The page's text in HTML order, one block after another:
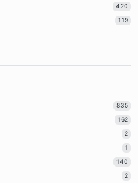
420
119
835
162
2
1
140
2